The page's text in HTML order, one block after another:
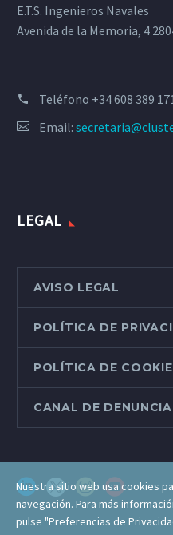
E.T.S. Ingenieros Navales
Avenida de la Memoria, 4
Teléfono +34 608 389
Email:
LEGAL
AVISO LEGAL
POLÍTICA DE
POLÍTICA DE
CANAL DE
Nuestra sitio web usa cookies
navegación. Para más
pulse "Preferencias de